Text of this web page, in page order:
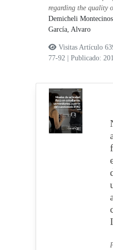
regarding the quality
Demicheli
García, Alvaro
Visitas Artículo
77-92
|Publicado: